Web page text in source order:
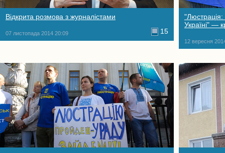
Відкрита розмова з журналістами
07 листопада 2014 20:09 15
"Люстрація:
Україні" —
12 вересня